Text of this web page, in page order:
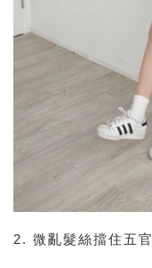
2. 微亂髮絲擋住五官